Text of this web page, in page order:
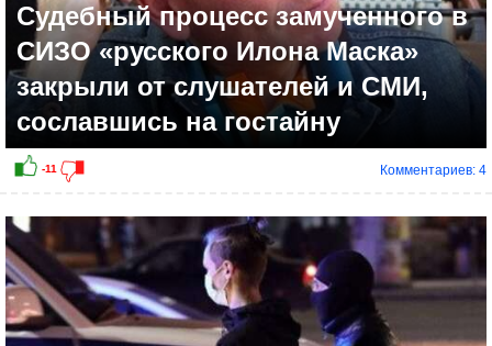
Судебный процесс замученного в
СИЗО «русского Илона Маска»
закрыли от слушателей и СМИ,
сославшись на гостайну
Комментариев: 4